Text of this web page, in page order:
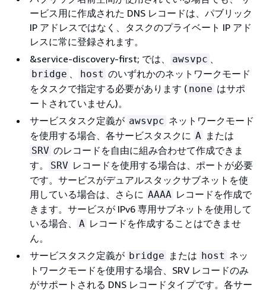
ービス用に作成された DNS レコードは、パブリック
IP アドレスではなく、タスクのプライベート IP アド
レスに常に登録されます。
&service-discovery-first; では、
awsvpc 、
bridge 、 host のいずれかのネットワークモード
をタスクで指定する必要があります ( none はサポ
ートされていません)。
サービスタスク定義が awsvpc ネットワークモード
を使用する場合、各サービスタスクに A または
SRV のレコードを自由に組み合わせて作成できま
す。
SRV レコードを使用する場合は、ポートが必要
です。サービスがデュアルスタックサブネットを使
用している場合は、さらに AAAA レコードを作成で
きます。サービスが IPv6 専用サブネットを使用して
いる場合、
A レコードを作成することはできませ
ん。
サービスタスク定義が bridge または host ネッ
トワークモードを使用する場合、SRV レコードのみ
がサポートされる DNS レコードタイプです。各サー